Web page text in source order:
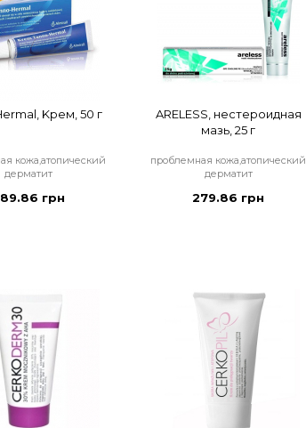
Kрем, 50 г
кожа,атопический
дерматит
грн
ARELESS, нестероидная
мазь, 25 г
проблемная кожа,атопический
дерматит
279.86 грн